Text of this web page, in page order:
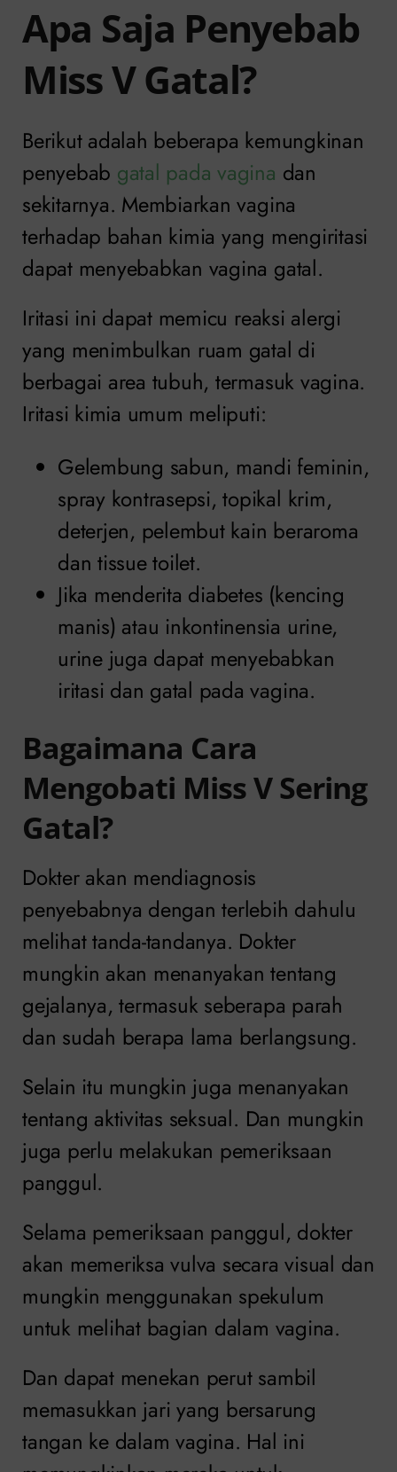
Apa Saja Penyebab
Miss V Gatal?
Berikut adalah beberapa kemungkinan
penyebab gatal pada vagina dan
sekitarnya. Membiarkan vagina
terhadap bahan kimia yang mengiritasi
dapat menyebabkan vagina gatal.
Iritasi ini dapat memicu reaksi alergi
yang menimbulkan ruam gatal di
berbagai area tubuh, termasuk vagina.
Iritasi kimia umum meliputi:
Gelembung sabun, mandi feminin,
spray kontrasepsi, topikal krim,
deterjen, pelembut kain beraroma
dan tissue toilet.
Jika menderita diabetes (kencing
manis) atau inkontinensia urine,
urine juga dapat menyebabkan
iritasi dan gatal pada vagina.
Bagaimana Cara
Mengobati Miss V Sering
Gatal?
Dokter akan mendiagnosis
penyebabnya dengan terlebih dahulu
melihat tanda-tandanya. Dokter
mungkin akan menanyakan tentang
gejalanya, termasuk seberapa parah
dan sudah berapa lama berlangsung.
Selain itu mungkin juga menanyakan
tentang aktivitas seksual. Dan mungkin
juga perlu melakukan pemeriksaan
panggul.
Selama pemeriksaan panggul, dokter
akan memeriksa vulva secara visual dan
mungkin menggunakan spekulum
untuk melihat bagian dalam vagina.
Dan dapat menekan perut sambil
memasukkan jari yang bersarung
tangan ke dalam vagina. Hal ini